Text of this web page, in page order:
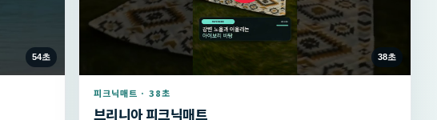
54초 38초
피크닉매트 · 38초
브리니아 피크닉매트